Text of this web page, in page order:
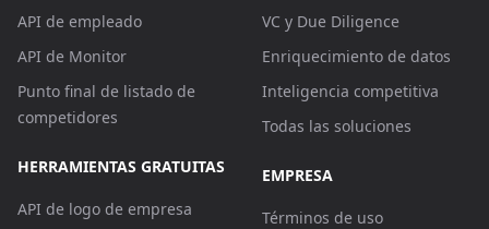
API de empleado
API de Monitor
Punto final de listado de
competidores
HERRAMIENTAS GRATUITAS
API de logo de empresa
VC y Due Diligence
Enriquecimiento de datos
Inteligencia competitiva
Todas las soluciones
EMPRESA
Términos de uso